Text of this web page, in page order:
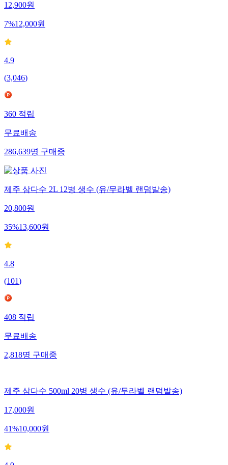
12,900원
7%12,000원
4.9
(3,046)
360적립
무료배송
286,639명구매중
제주 삼다수 2L 12병 생수 (유/무라벨 랜덤발송)
20,800원
35%13,600원
4.8
(101)
408적립
무료배송
2,818명구매중
제주 삼다수 500ml 20병 생수 (유/무라벨 랜덤발송)
17,000원
41%10,000원